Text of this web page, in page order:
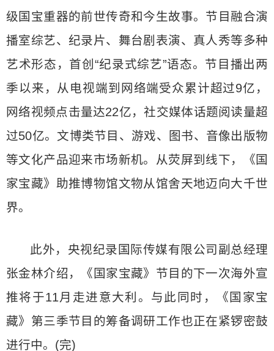
级国宝重器的前世传奇和今生故事。节目融合演
播室综艺、纪录片、舞台剧表演、真人秀等多种
艺术形态，首创“纪录式综艺”语态。节目播出两
季以来，从电视端到网络端受众累计超过9亿，
网络视频点击量达22亿，社交媒体话题阅读量超
过50亿。文博类节目、游戏、图书、音像出版物
等文化产品迎来市场新机。从荧屏到线下，《国
家宝藏》助推博物馆文物从馆舍天地迈向大千世
界。
此外，央视纪录国际传媒有限公司副总经理
张金林介绍，《国家宝藏》节目的下一次海外宣
推将于11月走进意大利。与此同时，《国家宝
藏》第三季节目的筹备调研工作也正在紧锣密鼓
进行中。(完)